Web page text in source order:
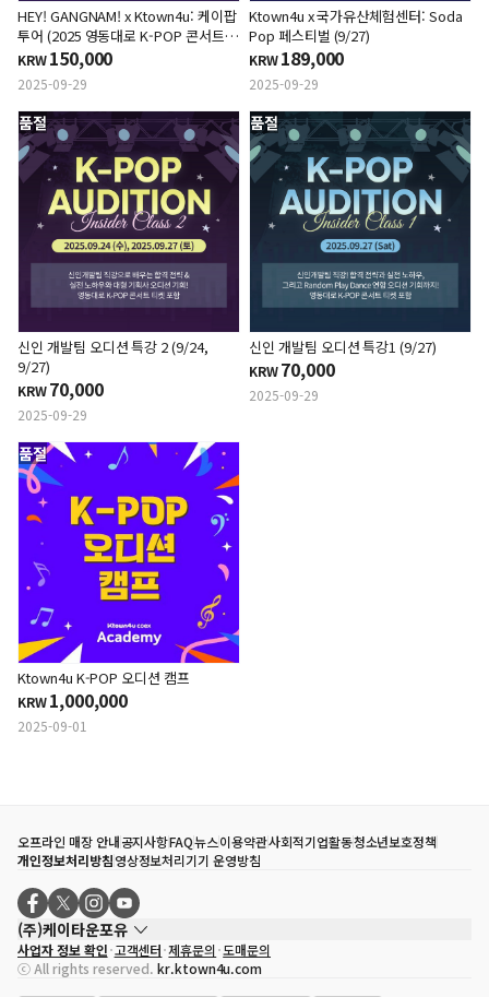
HEY! GANGNAM! x Ktown4u: 케이팝
투어 (2025 영동대로 K-POP 콘서트
티켓 포함)
KRW150,000
2025-09-29
Ktown4u x 국가유산체험센터: Soda
Pop 페스티벌 (9/27)
KRW189,000
2025-09-29
품절
신인 개발팀 오디션 특강 2 (9/24,
9/27)
KRW70,000
2025-09-29
품절
신인 개발팀 오디션 특강1 (9/27)
KRW70,000
2025-09-29
품절
​Ktown4u K-POP 오디션 캠프
KRW1,000,000
2025-09-01
오프라인 매장 안내공지사항FAQ뉴스이용약관사회적기업활동청소년보호정책
개인정보처리방침영상정보처리기기 운영방침
(주)케이타운포유
대표자
송효민
사업자등록번호
120-87-71116
사업자 정보 확인 고객센터 제휴문의 도매문의
ⓒ All rights reserved. kr.ktown4u.com